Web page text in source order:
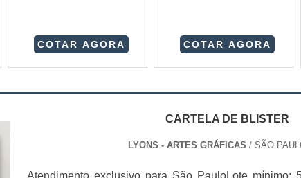
COTAR AGORA COTAR AGORA
CARTELA DE BLISTER
LYONS - ARTES GRÁFICAS / SÃO
Atendimento exclusivo para São PauloLote mínimo: